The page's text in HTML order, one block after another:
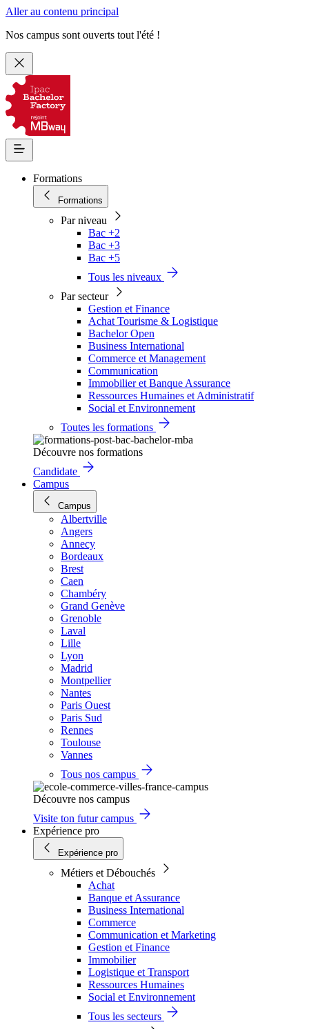
Aller au contenu principal
Nos campus sont ouverts tout l'été !
Formations
Formations
Par niveau
Bac +2
Bac +3
Bac +5
Tous les niveaux
Par secteur
Gestion et Finance
Achat Tourisme & Logistique
Bachelor Open
Business International
Commerce et Management
Communication
Immobilier et Banque Assurance
Ressources Humaines et Administratif
Social et Environnement
Toutes les formations
Découvre nos formations
Candidate
Campus
Campus
Albertville
Angers
Annecy
Bordeaux
Brest
Caen
Chambéry
Grand Genève
Grenoble
Laval
Lille
Lyon
Madrid
Montpellier
Nantes
Paris Ouest
Paris Sud
Rennes
Toulouse
Vannes
Tous nos campus
Découvre nos campus
Visite ton futur campus
Expérience pro
Expérience pro
Métiers et Débouchés
Achat
Banque et Assurance
Business International
Commerce
Communication et Marketing
Gestion et Finance
Immobilier
Logistique et Transport
Ressources Humaines
Social et Environnement
Tous les secteurs